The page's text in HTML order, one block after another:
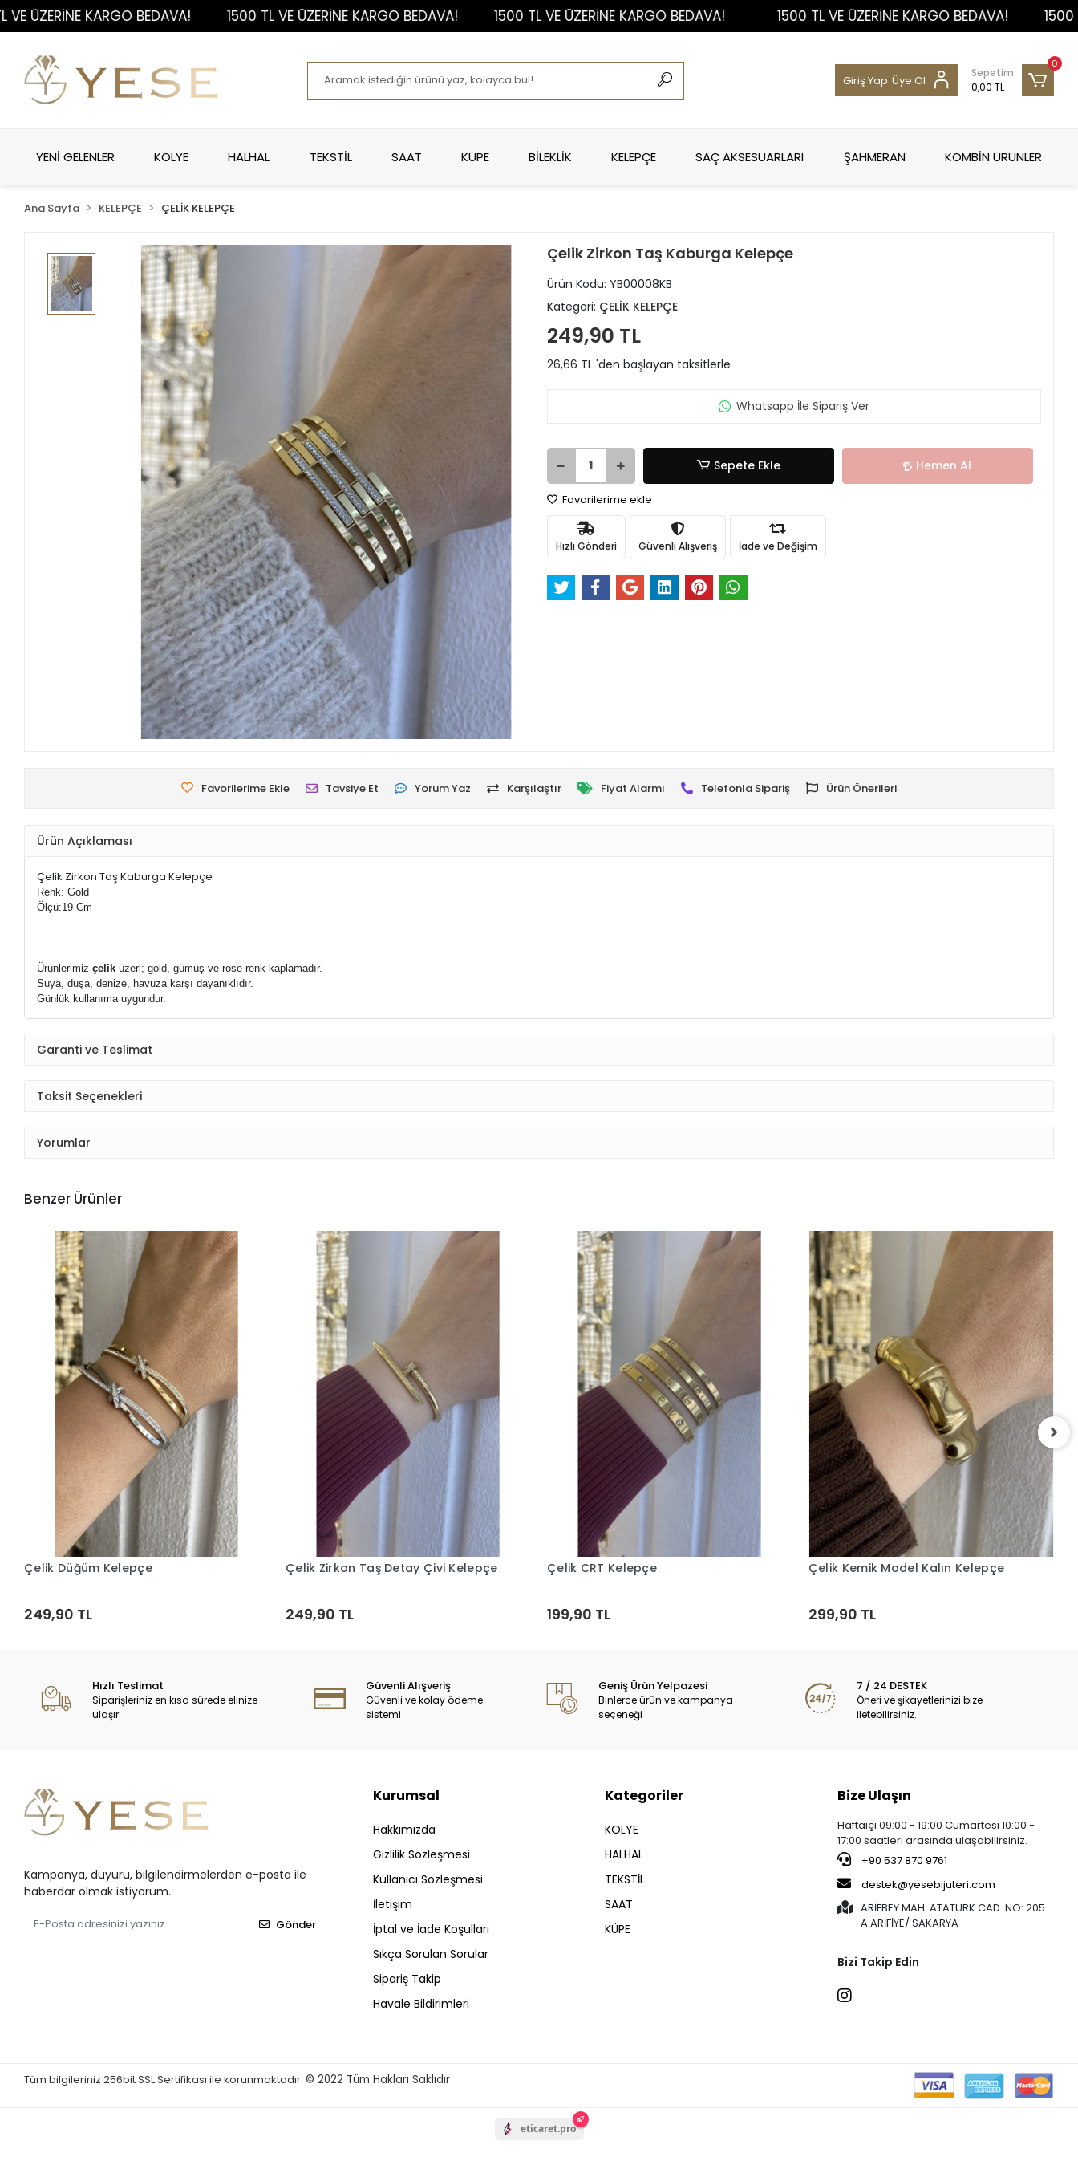
KARGO BEDAVA! 1500 TL VE ÜZERİNE KARGO BEDAVA! 1500 TL VE ÜZERİNE KARGO BEDAVA! 1500 TL VE ÜZERİNE KARGO BEDAVA! 1500 TL VE
Giriş Yap Üye Ol
0
Sepetim
0,00 TL
YENİ GELENLER KOLYE HALHAL TEKSTİL SAAT KÜPE BİLEKLİK KELEPÇE SAÇ AKSESUARLARI ŞAHMERAN KOMBİN ÜRÜNLER
Ana Sayfa KELEPÇE ÇELİK KELEPÇE
Çelik Zirkon Taş Kaburga Kelepçe
Ürün Kodu: YB00008KB
Kategori: ÇELİK KELEPÇE
249,90 TL
26,66 TL 'den başlayan taksitlerle
Whatsapp İle Sipariş Ver
Sepete Ekle Hemen Al
Favorilerime ekle
Hızlı Gönderi Güvenli Alışveriş İade ve Değişim
Favorilerime Ekle Tavsiye Et Yorum Yaz Karşılaştır Fiyat Alarmı Telefonla Sipariş Ürün Önerileri
Ürün Açıklaması
Çelik Zirkon Taş Kaburga Kelepçe
Renk: Gold
Ölçü:19 Cm
Ürünlerimizçelik üzeri; gold, gümüş ve rose renk kaplamadır.
Suya, duşa, denize, havuza karşı dayanıklıdır.
Günlük kullanıma uygundur.
Garanti ve Teslimat
Taksit Seçenekleri
Yorumlar
Benzer Ürünler
Sepete Ekle
Çelik Düğüm Kelepçe
249,90 TL
Sepete Ekle
Çelik Zirkon Taş Detay Çivi Kelepçe
249,90 TL
Sepete Ekle
Çelik CRT Kelepçe
199,90 TL
Sepete Ekle
Çelik Kemik Model Kalın Kelepçe
299,90 TL
Hızlı Teslimat
Siparişleriniz en kısa sürede elinize
ulaşır.
Güvenli Alışveriş
Güvenli ve kolay ödeme
sistemi
Geniş Ürün Yelpazesi
Binlerce ürün ve kampanya
seçeneği
7 / 24 DESTEK
Öneri ve şikayetlerinizi bize
iletebilirsiniz.
Kampanya, duyuru, bilgilendirmelerden e-posta ile
haberdar olmak istiyorum.
Gönder
Kurumsal
Hakkımızda
Gizlilik Sözleşmesi
Kullanıcı Sözleşmesi
İletişim
İptal ve İade Koşulları
Sıkça Sorulan Sorular
Sipariş Takip
Havale Bildirimleri
Kategoriler
KOLYE
HALHAL
TEKSTİL
SAAT
KÜPE
Bize Ulaşın
Haftaiçi 09:00 - 19:00 Cumartesi 10:00 -
17:00 saatleri arasında ulaşabilirsiniz.
+90 537 870 9761
destek@yesebijuteri.com
ARİFBEY MAH. ATATÜRK CAD. NO: 205
A ARİFİYE/ SAKARYA
Bizi Takip Edin
Tüm bilgileriniz 256bit SSL Sertifikası ile korunmaktadır.© 2022 Tüm Hakları Saklıdır
eticaret.pro